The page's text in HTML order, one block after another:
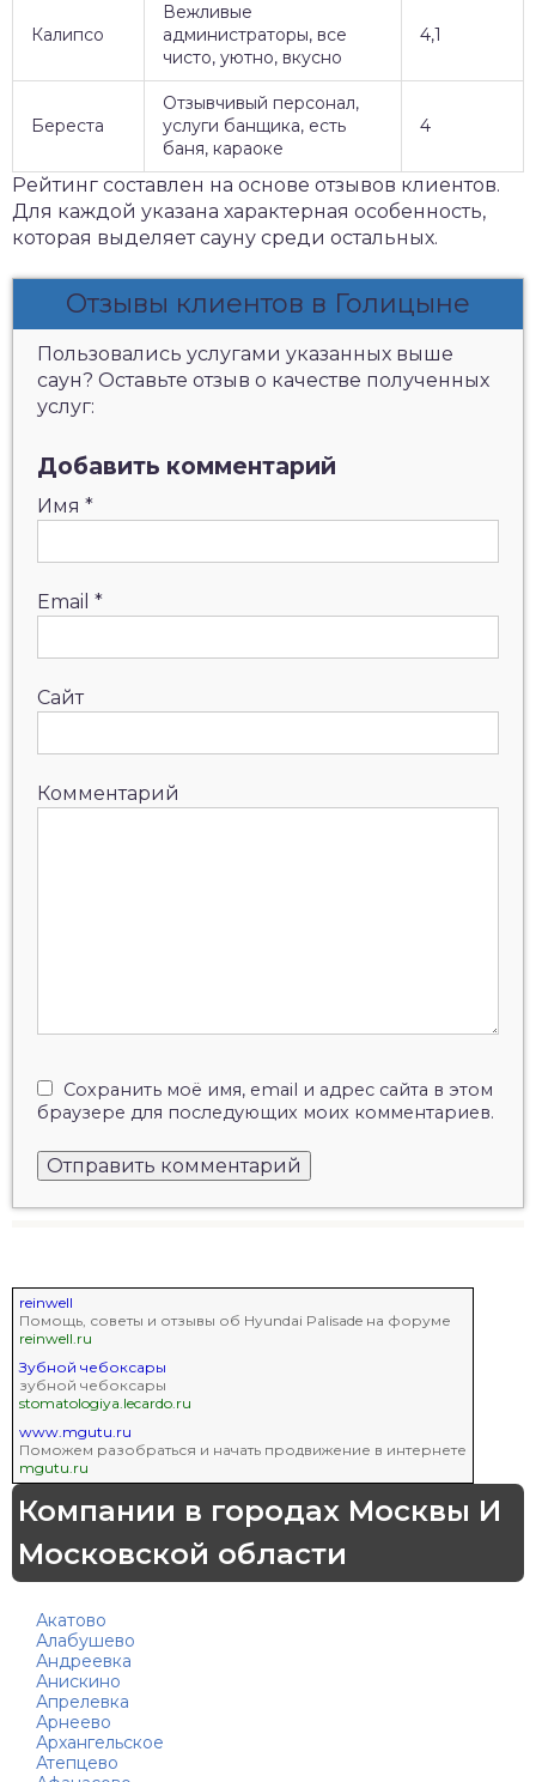
Калипсо
Вежливые
администраторы, все
чисто, уютно, вкусно
4,1
Береста
Отзывчивый персонал,
услуги банщика, есть
баня, караоке
4
Рейтинг составлен на основе отзывов клиентов.
Для каждой указана характерная особенность,
которая выделяет сауну среди остальных.
Отзывы клиентов в Голицыне
Пользовались услугами указанных выше
саун? Оставьте отзыв о качестве полученных
услуг:
Добавить комментарий
Имя *
Email *
Сайт
Комментарий
Сохранить моё имя, email и адрес сайта в этом
браузере для последующих моих комментариев.
reinwell
Помощь, советы и отзывы об Hyundai Palisade на форуме
reinwell.ru
Зубной чебоксары
зубной чебоксары
stomatologiya.lecardo.ru
www.mgutu.ru
Поможем разобраться и начать продвижение в интернете
mgutu.ru
Компании в городах Москвы И
Московской области
Акатово
Алабушево
Андреевка
Анискино
Апрелевка
Арнеево
Архангельское
Атепцево